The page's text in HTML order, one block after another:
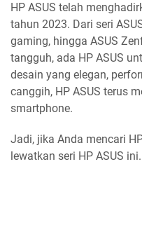
HP ASUS telah
tahun 2023. Dari seri
gaming, hingga ASUS
tangguh, ada HP ASUS
desain yang elegan,
canggih, HP ASUS terus
smartphone.
Jadi, jika Anda mencari
lewatkan seri HP ASUS ini.